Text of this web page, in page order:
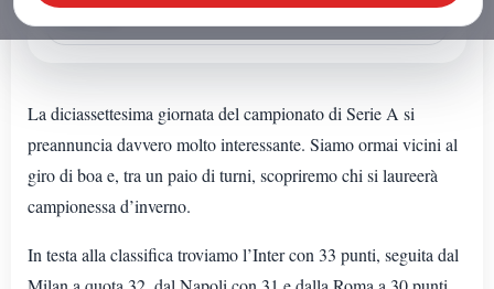
browser.
La diciassettesima giornata del campionato di Serie A si
preannuncia davvero molto interessante. Siamo ormai vicini al
giro di boa e, tra un paio di turni, scopriremo chi si laureerà
campionessa d’inverno.
In testa alla classifica troviamo l’Inter con 33 punti, seguita dal